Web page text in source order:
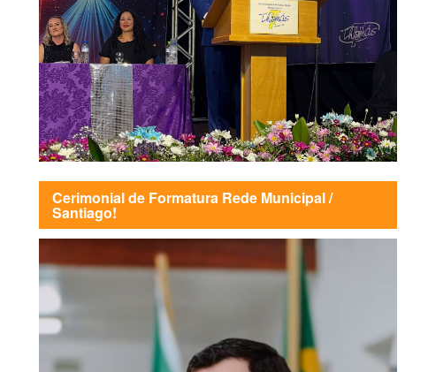
Cerimonial de Formatura Rede Municipal /
Santiago!